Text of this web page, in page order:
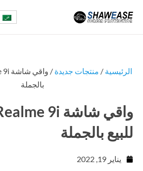
المحتوى
الرئيسية / منتجات جديدة
بالجملة
للبيع بالجملة
يناير 19, 2022